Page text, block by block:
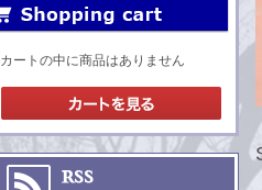
カートの中に商品はありません